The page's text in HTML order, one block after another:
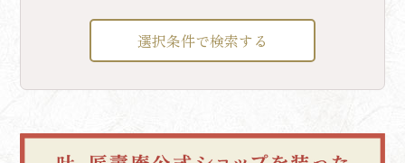
選択条件で検索する